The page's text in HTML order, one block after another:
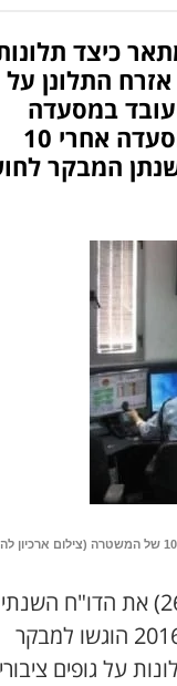
כיצד
התלונן על
במסעדה
באשדוד – המשטרה שלחה חוקר למסעדה אחרי 10
המבקר
) את הדו"ח
הוגשו למבקר
על גופים